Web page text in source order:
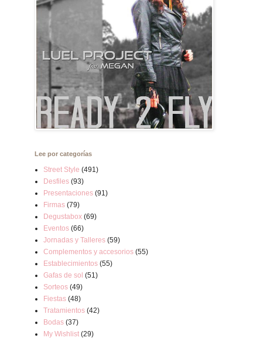
Lee por categorías
Street Style (491)
Desfiles (93)
Presentaciones (91)
Firmas (79)
Degustabox (69)
Eventos (66)
Jornadas y Talleres (59)
Complementos y accesorios (55)
Establecimientos (55)
Gafas de sol (51)
Sorteos (49)
Fiestas (48)
Tratamientos (42)
Bodas (37)
My Wishlist (29)